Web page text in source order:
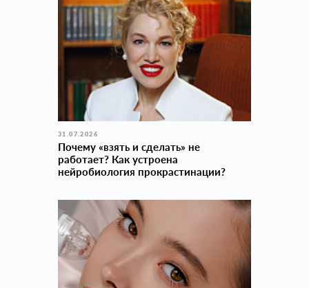
31.07.2026
Почему «взять и сделать» не
работает? Как устроена
нейробиология прокраcтинации?